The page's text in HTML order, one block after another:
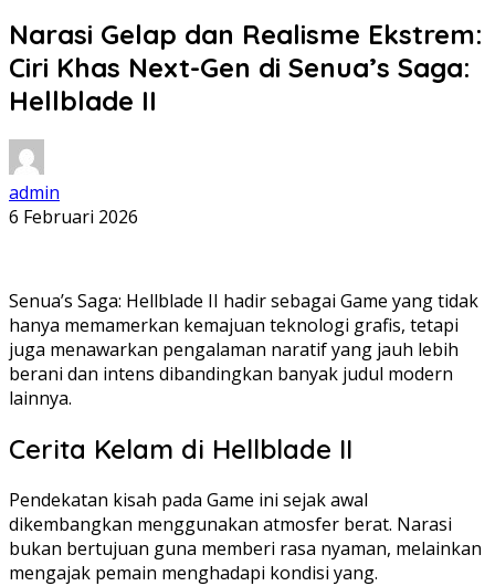
Narasi Gelap dan Realisme Ekstrem:
Ciri Khas Next-Gen di Senua’s Saga:
Hellblade II
admin
6 Februari 2026
Senua’s Saga: Hellblade II hadir sebagai Game yang tidak
hanya memamerkan kemajuan teknologi grafis, tetapi
juga menawarkan pengalaman naratif yang jauh lebih
berani dan intens dibandingkan banyak judul modern
lainnya.
Cerita Kelam di Hellblade II
Pendekatan kisah pada Game ini sejak awal
dikembangkan menggunakan atmosfer berat. Narasi
bukan bertujuan guna memberi rasa nyaman, melainkan
mengajak pemain menghadapi kondisi yang.